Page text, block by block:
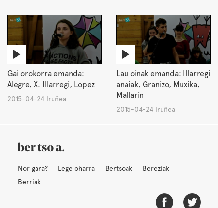
Gai orokorra emanda:
Alegre, X. Illarregi, Lopez
2015-04-24 Iruñea
Lau oinak emanda: Illarregi
anaiak, Granizo, Muxika,
Mallarin
2015-04-24 Iruñea
Nor gara? Lege oharra Bertsoak
Bereziak
Berriak